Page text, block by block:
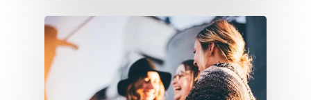
Inicio
Clases